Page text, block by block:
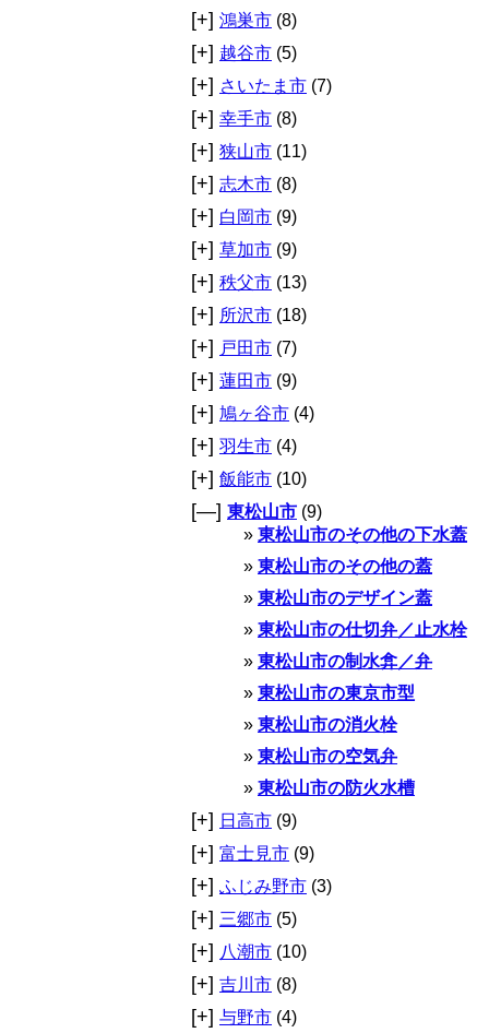
[+] 鴻巣市 (8)
[+] 越谷市 (5)
[+] さいたま市 (7)
[+] 幸手市 (8)
[+] 狭山市 (11)
[+] 志木市 (8)
[+] 白岡市 (9)
[+] 草加市 (9)
[+] 秩父市 (13)
[+] 所沢市 (18)
[+] 戸田市 (7)
[+] 蓮田市 (9)
[+] 鳩ヶ谷市 (4)
[+] 羽生市 (4)
[+] 飯能市 (10)
[—] 東松山市 (9)
東松山市のその他の下水蓋
東松山市のその他の蓋
東松山市のデザイン蓋
東松山市の仕切弁／止水栓
東松山市の制水弇／弁
東松山市の東京市型
東松山市の消火栓
東松山市の空気弁
東松山市の防火水槽
[+] 日高市 (9)
[+] 富士見市 (9)
[+] ふじみ野市 (3)
[+] 三郷市 (5)
[+] 八潮市 (10)
[+] 吉川市 (8)
[+] 与野市 (4)